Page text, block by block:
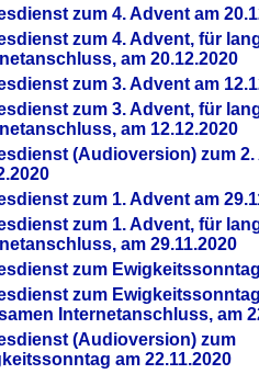
zum 4. Advent am
zum 4. Advent, für
am 20.12.2020
zum 3. Advent am
zum 3. Advent, für
am 12.12.2020
(Audioversion) zum 2.
zum 1. Advent am
zum 1. Advent, für
am 29.11.2020
zum
zum
Internetanschluss, am
(Audioversion) zum
am 22.11.2020